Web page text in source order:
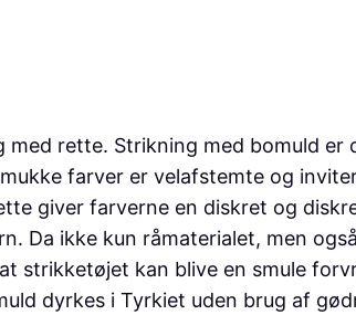
G
O
T
S
–
F
rette. Strikning med bomuld
farver er velafstemte og
giver farverne en diskret og
Da ikke kun råmaterialet, men
kan blive en smule
dyrkes i Tyrkiet uden brug af